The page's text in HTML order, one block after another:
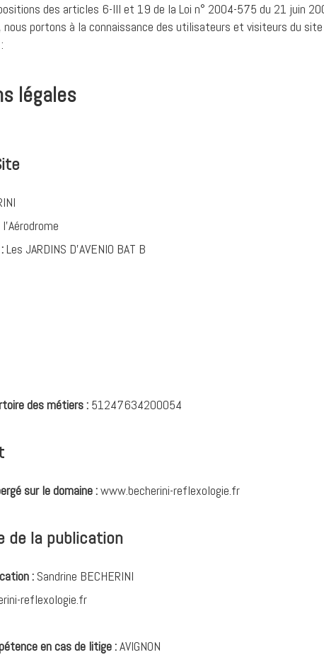
des articles 6-III et 19 de la Loi n° 2004-575 du 21 juin
nous portons à la connaissance des utilisateurs et visiteurs du
légales
Les JARDINS D'AVENIO BAT B
des métiers : 51247634200054
sur le domaine :www.becherini-reflexologie.fr
de la publication
: Sandrine BECHERINI
reflexologie.fr
en cas de litige :AVIGNON